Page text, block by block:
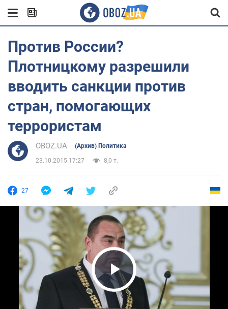
Против России?
Плотницкому разрешили
вводить санкции против
стран, помогающих
террористам
OBOZ.UA (Архив) Политика
23.10.2015 17:27 8,0 т.
27
Play Video